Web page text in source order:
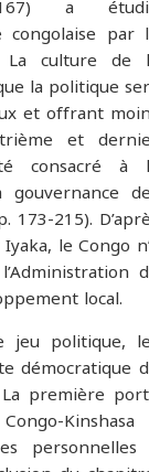
a
congolaise par
La culture de
la politique
et offrant
et
consacré à
173-215).
le Congo
local.
jeu politique,
démocratique
première
personnelles